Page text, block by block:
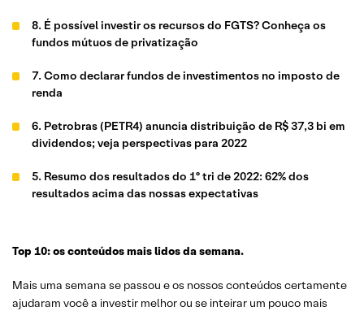
8. É possível investir os recursos do FGTS? Conheça os
fundos mútuos de privatização
7. Como declarar fundos de investimentos no imposto de
renda
6. Petrobras (PETR4) anuncia distribuição de R$ 37,3 bi em
dividendos; veja perspectivas para 2022
5. Resumo dos resultados do 1º tri de 2022: 62% dos
resultados acima das nossas expectativas
declaração do IR é prorrogado para 31 de maio
3. Fundos Imobiliários no Imposto de Renda: entenda como
funciona
Top 10: os conteúdos mais lidos da semana.
Mais uma semana se passou e os nossos conteúdos certamente
ajudaram você a investir melhor ou se inteirar um pouco mais